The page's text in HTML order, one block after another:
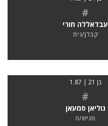
#
עבדאללה חורי
קבלן/נית
בן 21 | 1.87
#
גוליאן סמעאן
מגיש/ה